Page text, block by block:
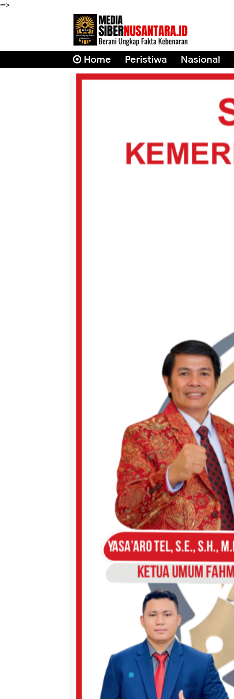
-->
Home Peristiwa Nasional